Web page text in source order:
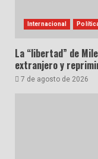
Internacional
La “libertad” de
extranjero y
7 de agosto de 2026